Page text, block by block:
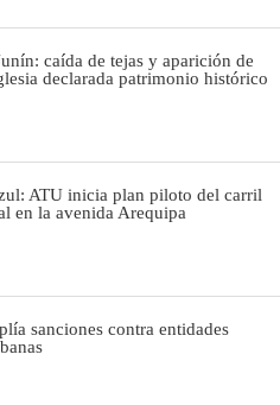
caída de tejas y aparición de
declarada patrimonio histórico
ATU inicia plan piloto del carril
en la avenida Arequipa
sanciones contra entidades